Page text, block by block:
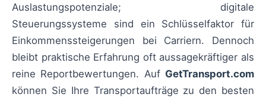
Auslastungspotenziale; digitale
Steuerungssysteme sind ein Schlüsselfaktor für
Einkommenssteigerungen bei Carriern. Dennoch
bleibt praktische Erfahrung oft aussagekräftiger als
reine Reportbewertungen. Auf GetTransport.com
können Sie Ihre Transportaufträge zu den besten